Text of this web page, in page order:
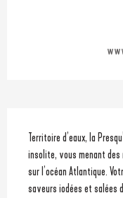
Ouverture
Description
Territoire d’eaux, la
insolite, vous menant des
sur l’océan Atlantique.
saveurs iodées et salées